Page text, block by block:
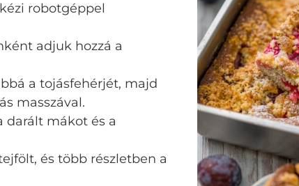
robotgéppel
adjuk hozzá a
a tojásfehérjét, majd
masszával.
darált mákot és a
és több részletben a